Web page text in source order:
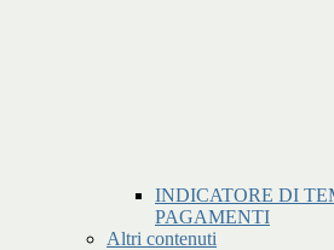
INDICATORE DI
PAGAMENTI
Altri contenuti